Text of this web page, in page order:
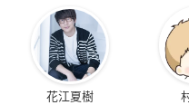
花江夏樹